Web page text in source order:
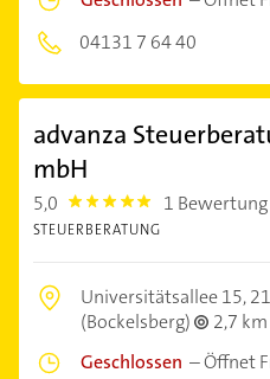
04131 7 64 40
advanza
mbH
5,0 5.0 1 Bewertung
STEUERBERATUNG
Universitätsallee 15,
(Bockelsberg)
2,7 km
Geschlossen –Öffnet